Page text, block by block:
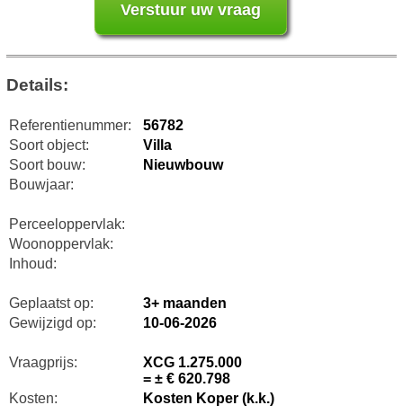
Details:
Referentienummer:
56782
Soort object:
Villa
Soort bouw:
Nieuwbouw
Bouwjaar:
Perceeloppervlak:
Woonoppervlak:
Inhoud:
Geplaatst op:
3+ maanden
Gewijzigd op:
10-06-2026
Vraagprijs:
XCG 1.275.000
= ± € 620.798
Kosten:
Kosten Koper (k.k.)